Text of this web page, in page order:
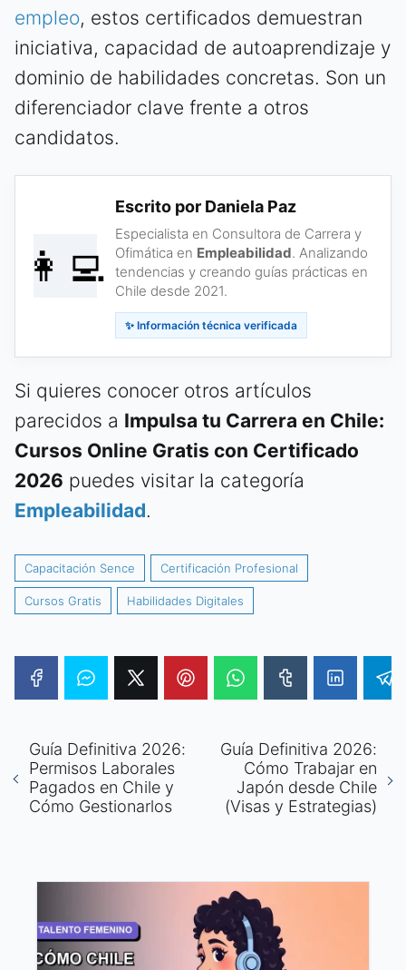
empleo, estos certificados demuestran
iniciativa, capacidad de autoaprendizaje y
dominio de habilidades concretas. Son un
diferenciador clave frente a otros
candidatos.
👩‍💻
Escrito por Daniela Paz
Especialista en Consultora de Carrera y
Ofimática en Empleabilidad. Analizando
tendencias y creando guías prácticas en
Chile desde 2021.
✨ Información técnica verificada
Si quieres conocer otros artículos
parecidos a Impulsa tu Carrera en Chile:
Cursos Online Gratis con Certificado
2026 puedes visitar la categoría
Empleabilidad.
Capacitación Sence Certificación Profesional
Cursos Gratis Habilidades Digitales
Guía Definitiva 2026:
Permisos Laborales
Pagados en Chile y
Cómo Gestionarlos
Guía Definitiva 2026:
Cómo Trabajar en
Japón desde Chile
(Visas y Estrategias)